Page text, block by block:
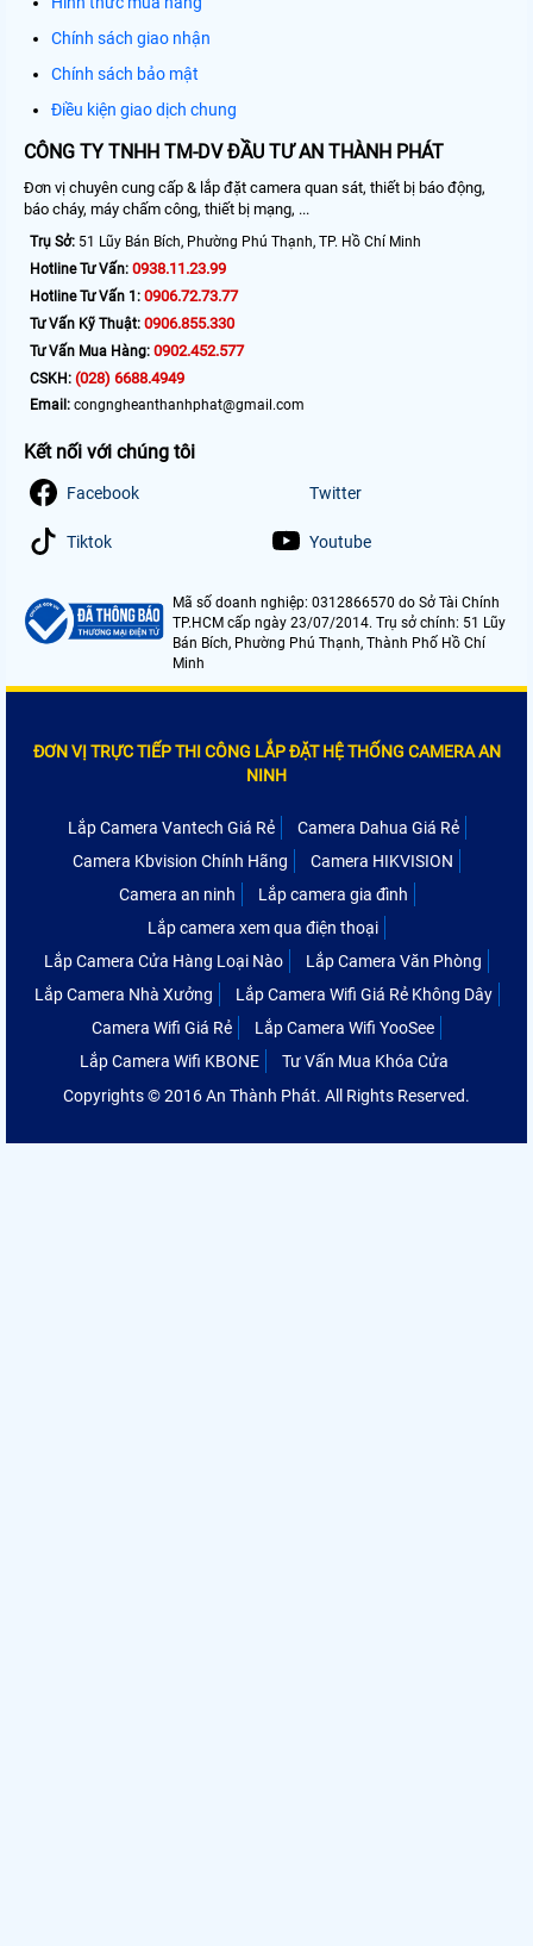
Chính sách giao nhận
Chính sách bảo mật
Điều kiện giao dịch chung
CÔNG TY TNHH TM-DV ĐẦU TƯ AN THÀNH PHÁT
Đơn vị chuyên cung cấp & lắp đặt camera quan sát, thiết bị báo động,
báo cháy, máy chấm công, thiết bị mạng, ...
Trụ Sở: 51 Lũy Bán Bích, Phường Phú Thạnh, TP. Hồ Chí Minh
Hotline Tư Vấn: 0938.11.23.99
Hotline Tư Vấn 1: 0906.72.73.77
Tư Vấn Kỹ Thuật: 0906.855.330
Tư Vấn Mua Hàng: 0902.452.577
CSKH: (028) 6688.4949
Email: congngheanthanhphat@gmail.com
Kết nối với chúng tôi
Facebook Twitter
Tiktok Youtube
Mã số doanh nghiệp: 0312866570 do Sở Tài Chính
TP.HCM cấp ngày 23/07/2014. Trụ sở chính: 51 Lũy
Bán Bích, Phường Phú Thạnh, Thành Phố Hồ Chí
Minh
ĐƠN VỊ TRỰC TIẾP THI CÔNG LẮP ĐẶT HỆ THỐNG CAMERA AN
NINH
Lắp Camera Vantech Giá Rẻ
Camera Dahua Giá Rẻ
Camera Kbvision Chính Hãng
Camera HIKVISION
Camera an ninh
Lắp camera gia đình
Lắp camera xem qua điện thoại
Lắp Camera Cửa Hàng Loại Nào
Lắp Camera Văn Phòng
Lắp Camera Nhà Xưởng
Lắp Camera Wifi Giá Rẻ Không Dây
Camera Wifi Giá Rẻ
Lắp Camera Wifi YooSee
Lắp Camera Wifi KBONE
Tư Vấn Mua Khóa Cửa
Copyrights © 2016 An Thành Phát. All Rights Reserved.